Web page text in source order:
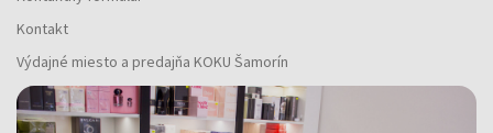
Kontakt
Výdajné miesto a predajňa KOKU Šamorín